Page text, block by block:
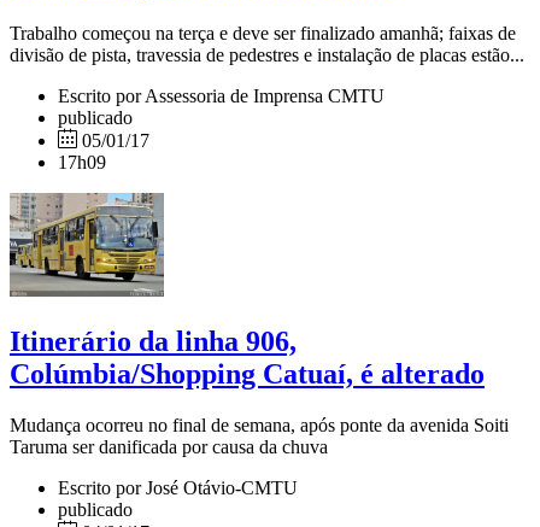
Trabalho começou na terça e deve ser finalizado amanhã; faixas de
divisão de pista, travessia de pedestres e instalação de placas estão...
Escrito por Assessoria de Imprensa CMTU
publicado
05/01/17
17h09
Itinerário da linha 906,
Colúmbia/Shopping Catuaí, é alterado
Mudança ocorreu no final de semana, após ponte da avenida Soiti
Taruma ser danificada por causa da chuva
Escrito por José Otávio-CMTU
publicado